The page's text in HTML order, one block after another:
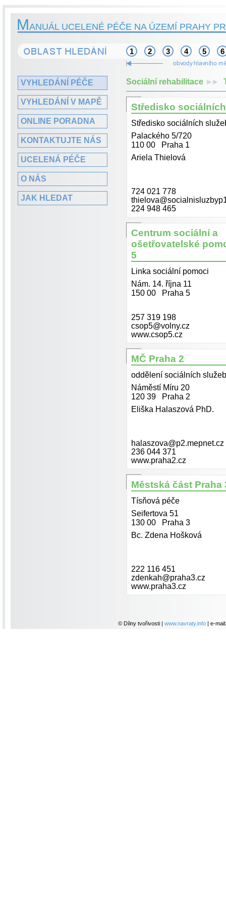
MANUÁL UCELENÉ PÉČE NA ÚZEMÍ PRAHY
1 2 3 4 5 6
VYHLEDÁNÍ PÉČE
VYHLEDÁNÍ V MAPĚ
ONLINE PORADNA
KONTAKTUJTE NÁS
UCELENÁ PÉČE
O NÁS
JAK HLEDAT
Sociální rehabilitace ►►
Středisko
Středisko sociálních
Palackého 5/720
110 00 Praha 1
Ariela Thielová
724 021 778
224 948 465
Centrum sociální a
ošetřovatelské
5
Linka sociální pomoci
Nám. 14. října 11
150 00 Praha 5
257 319 198
csop5@volny.cz
www.csop5.cz
MČ Praha 2
oddělení sociálních
Náměstí Míru 20
120 39 Praha 2
Eliška Halaszová PhD.
halaszova@p2.mepnet.cz
236 044 371
www.praha2.cz
Městská část Praha
Tísňová péče
Seifertova 51
130 00 Praha 3
Bc. Zdena Hošková
222 116 451
zdenkah@praha3.cz
www.praha3.cz
© Dílny tvořivosti |www.navraty.info | e-